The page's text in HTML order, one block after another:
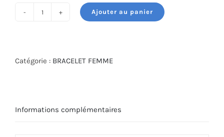
Ajouter au panier
Catégorie : BRACELET FEMME
Informations complémentaires